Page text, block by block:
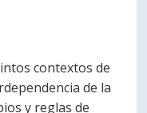
contextos de
de la
y reglas de